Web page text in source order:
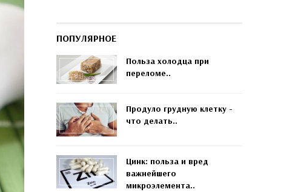
ПОПУЛЯРНОЕ
Польза холодца при
переломе..
Продуло грудную клетку -
что делать..
Цинк: польза и вред
важнейшего
микроэлемента..